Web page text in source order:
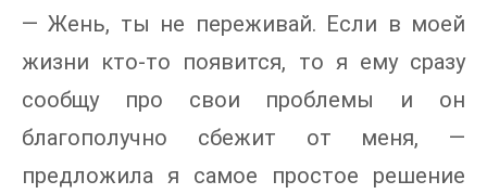
— Жень, ты не переживай. Если в моей
жизни кто-то появится, то я ему сразу
сообщу про свои проблемы и он
благополучно сбежит от меня, —
предложила я самое простое решение